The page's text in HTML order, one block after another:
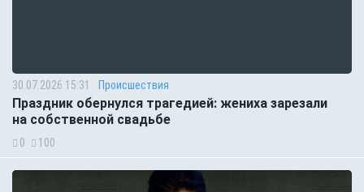
30.07.2026 15:31 Происшествия
Праздник обернулся трагедией: жениха зарезали
на собственной свадьбе
0 100